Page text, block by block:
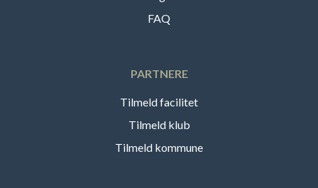
FAQ
PARTNERE
Tilmeld facilitet
Tilmeld klub
Tilmeld kommune